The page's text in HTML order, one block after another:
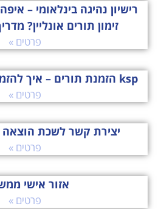
רישיון נהיגה בינלאומי –
זימון תורים אונליין?
פרטים »
ksp הזמנת תורים – איך להזמין תור לסניף KSP?
פרטים »
יצירת קשר לשכת הוצאה
פרטים »
אזור אישי
פרטים »